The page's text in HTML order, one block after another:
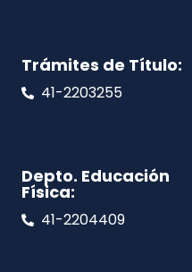
Trámites de Título:
41-2203255
Depto. Educación
Física:
41-2204409